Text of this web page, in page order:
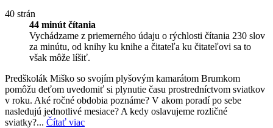
40 strán
44 minút čítania
Vychádzame z priemerného údaju o rýchlosti čítania 230 slov
za minútu, od knihy ku knihe a čitateľa ku čitateľovi sa to
však môže líšiť.
Predškolák Miško so svojím plyšovým kamarátom Brumkom
pomôžu deťom uvedomiť si plynutie času prostredníctvom sviatkov
v roku. Aké ročné obdobia poznáme? V akom poradí po sebe
nasledujú jednotlivé mesiace? A kedy oslavujeme rozličné
sviatky?... Čítať viac